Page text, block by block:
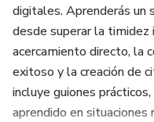
digitales. Aprenderás un
desde superar la timidez
acercamiento directo, la
exitoso y la creación de
incluye guiones
aprendido en